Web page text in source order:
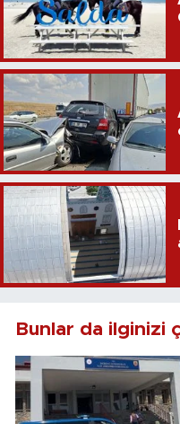
Bunlar da ilginizi